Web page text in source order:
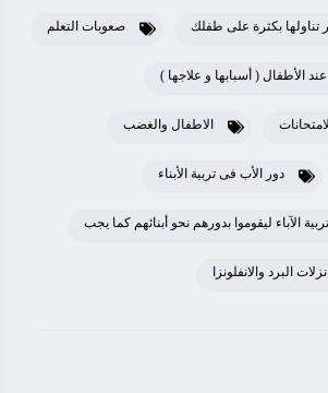
تناولها بكثرة على طفلك صعوبات التعلم
الأطفال ( أسبابها و علاجها )
الاطفال والغضب
دور الأب فى تربية الأبناء
الآباء ليقوموا بدورهم نحو أبنائهم كما يجب
البرد والانفلونزا